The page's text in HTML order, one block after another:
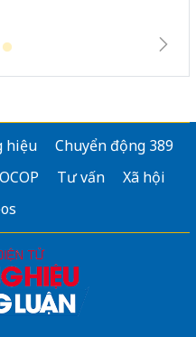
hiệu
Chuyển động 389
OCOP Tư vấn
Xã hội